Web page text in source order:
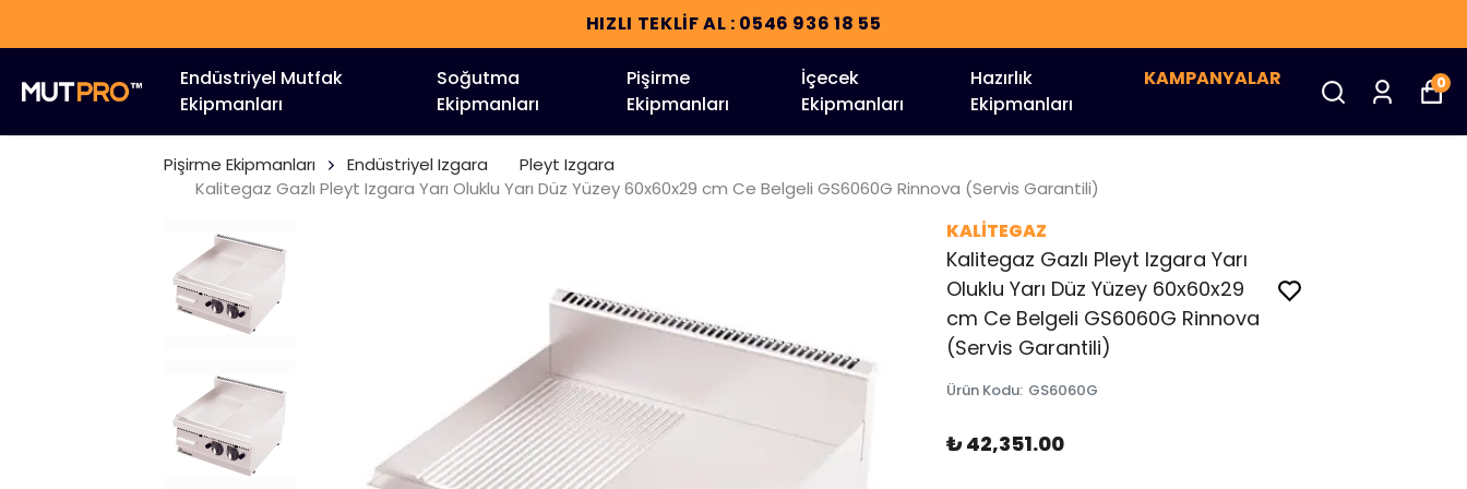
HIZLI TEKLİF AL : 0546 936 18 55
Endüstriyel Mutfak
Ekipmanları
Soğutma
Ekipmanları
Pişirme
Ekipmanları
İçecek
Ekipmanları
Hazırlık
Ekipmanları
KAMPANYALAR 0
Pişirme Ekipmanları Endüstriyel Izgara
Pleyt Izgara
Kalitegaz Gazlı Pleyt Izgara Yarı Oluklu Yarı Düz Yüzey 60x60x29 cm Ce Belgeli GS6060G Rinnova (Servis Garantili)
KALİTEGAZ
Kalitegaz Gazlı Pleyt Izgara Yarı
Oluklu Yarı Düz Yüzey 60x60x29
cm Ce Belgeli GS6060G Rinnova
(Servis Garantili)
Ürün Kodu: GS6060G
₺ 42,351.00